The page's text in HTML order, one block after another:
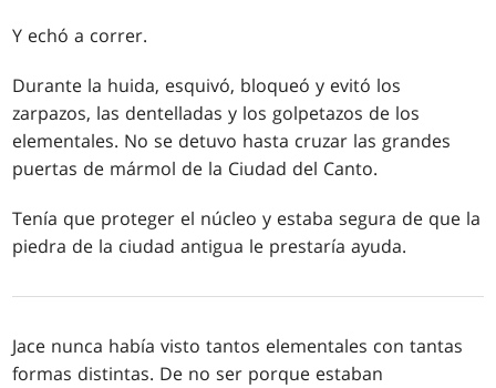
Y echó a correr.
Durante la huida, esquivó, bloqueó y evitó los
zarpazos, las dentelladas y los golpetazos de los
elementales. No se detuvo hasta cruzar las grandes
puertas de mármol de la Ciudad del Canto.
Tenía que proteger el núcleo y estaba segura de que la
piedra de la ciudad antigua le prestaría ayuda.
Jace nunca había visto tantos elementales con tantas
formas distintas. De no ser porque estaban